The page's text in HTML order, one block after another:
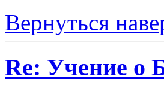
Вернуться
Re: Учение о